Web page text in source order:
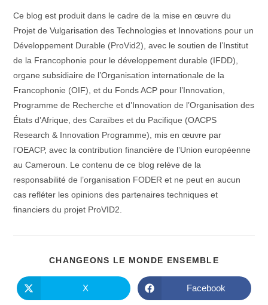
Ce blog est produit dans le cadre de la mise en œuvre du
Projet de Vulgarisation des Technologies et Innovations pour un
Développement Durable (ProVid2), avec le soutien de l’Institut
de la Francophonie pour le développement durable (IFDD),
organe subsidiaire de l’Organisation internationale de la
Francophonie (OIF), et du Fonds ACP pour l’Innovation,
Programme de Recherche et d’Innovation de l’Organisation des
États d’Afrique, des Caraïbes et du Pacifique (OACPS
Research & Innovation Programme), mis en œuvre par
l’OEACP, avec la contribution financière de l’Union européenne
au Cameroun. Le contenu de ce blog relève de la
responsabilité de l’organisation FODER et ne peut en aucun
cas refléter les opinions des partenaires techniques et
financiers du projet ProVID2.
CHANGEONS LE MONDE ENSEMBLE
CONTENU
Ouvrir
dans
X
Ouvrir
dans
Facebook